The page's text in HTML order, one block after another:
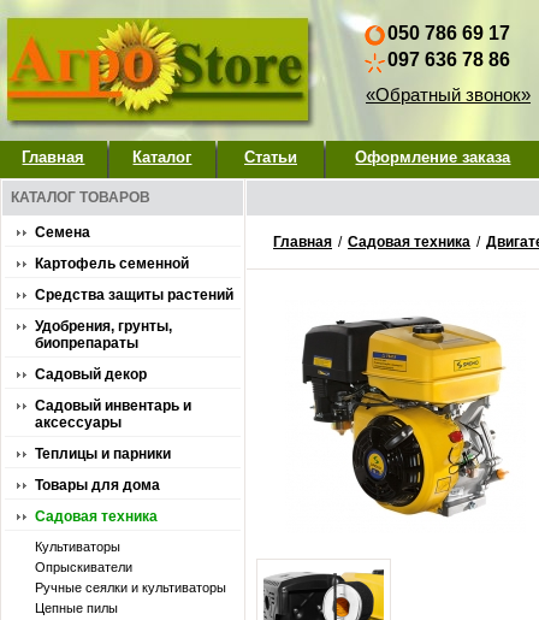
050 786 69 17
097 636 78 86
«Обратный звонок»
Главная Каталог Статьи Оформление заказа
КАТАЛОГ ТОВАРОВ
Семена
Картофель семенной
Средства защиты растений
Удобрения, грунты,
биопрепараты
Садовый декор
Садовый инвентарь и
аксессуары
Теплицы и парники
Товары для дома
Садовая техника
Культиваторы
Опрыскиватели
Ручные сеялки и культиваторы
Цепные пилы
Главная / Садовая техника /